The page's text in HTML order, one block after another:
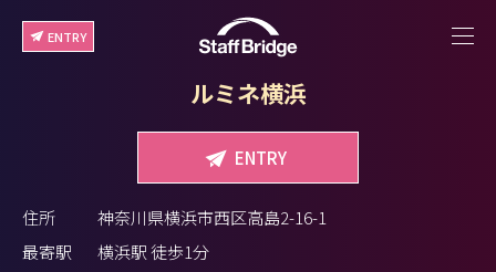
ENTRY
ルミネ横浜
ENTRY
住所
神奈川県横浜市西区高島2-16-1
最寄駅
横浜駅 徒歩1分